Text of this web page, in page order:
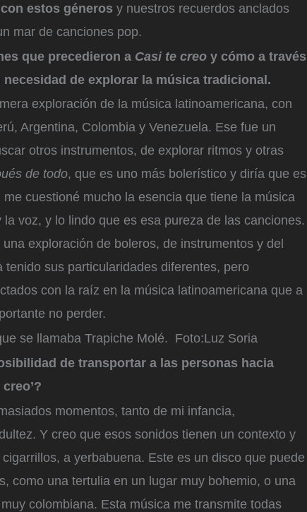
estos géneros y nuestros recuerdos anclados
mar de canciones pop.
que precedieron a Casi te creo y cómo a través
de explorar la música tradicional.
exploración de la música latinoamericana, con
Argentina, Colombia y Venezuela. Ese fue un
otros instrumentos, de explorar ritmos y otras
de todo, que es uno más bolerístico y diría que es
me cuestioné mucho la esencia que tiene la música
voz, y lo lindo que es esa pureza de las canciones.
una exploración de boleros, de instrumentos y del
sus particularidades diferentes, pero
con la raíz en la música latinoamericana que a
no perder.
se llamaba Trapiche Molé. Foto:Luz Soria
de transportar a las personas hacia
momentos, tanto de mi infancia,
Y creo que esos sonidos tienen un contexto y
a yerbabuena. Este es un disco que puede
como una tertulia en un lugar muy bohemio, o una
colombiana. Esta música me transmite todas